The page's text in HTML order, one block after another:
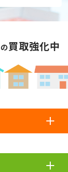
の買取強化中